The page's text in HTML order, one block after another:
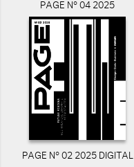
PAGE N° 04 2025
PAGE N° 02 2025 DIGITAL